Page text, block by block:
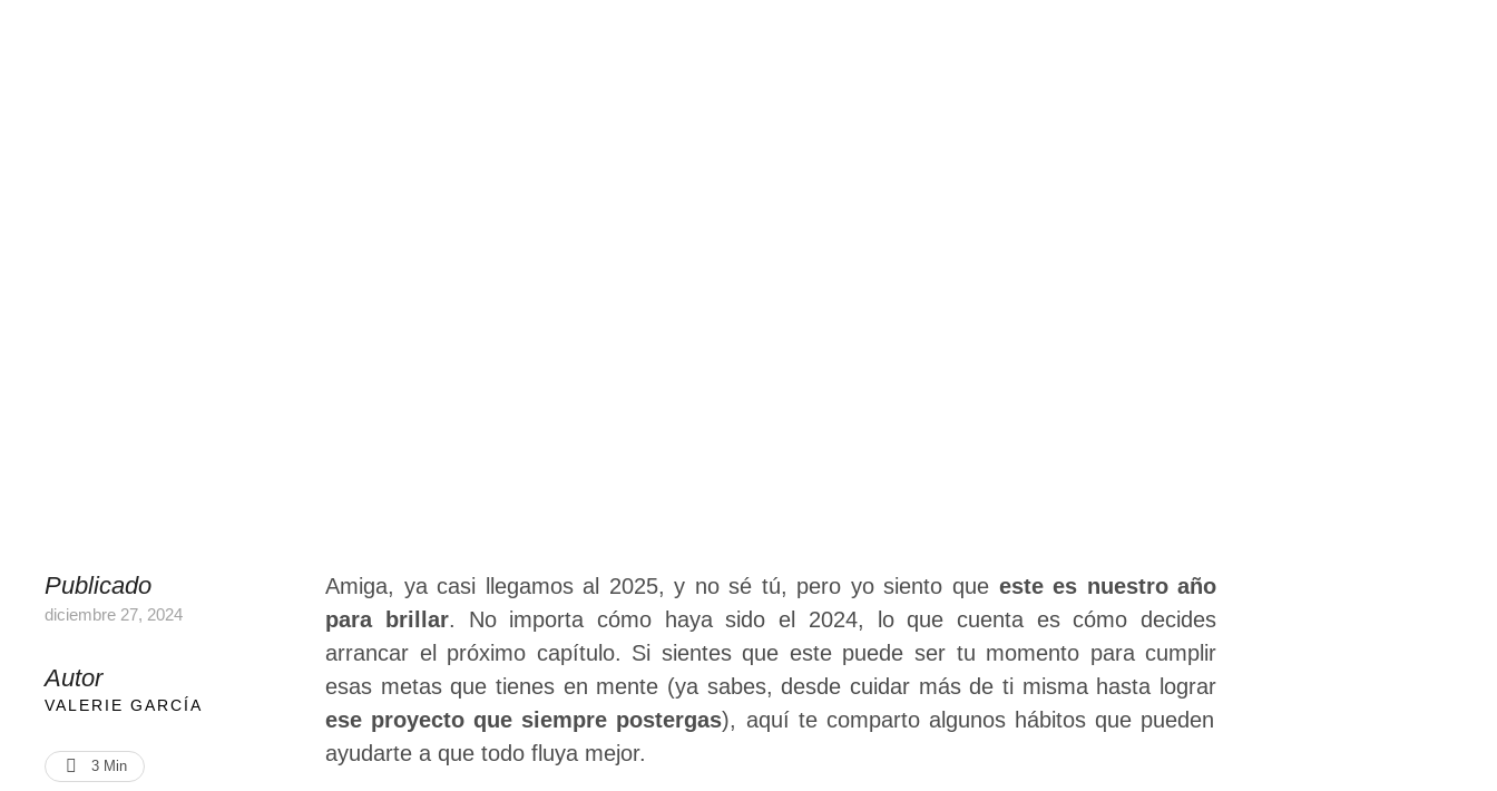
Publicado
diciembre 27, 2024
Autor
VALERIE GARCÍA
3 Min
Amiga, ya casi llegamos al 2025, y no sé tú, pero yo siento que este es nuestro año
para brillar. No importa cómo haya sido el 2024, lo que cuenta es cómo decides
arrancar el próximo capítulo. Si sientes que este puede ser tu momento para cumplir
esas metas que tienes en mente (ya sabes, desde cuidar más de ti misma hasta lograr
ese proyecto que siempre postergas), aquí te comparto algunos hábitos que pueden
ayudarte a que todo fluya mejor.